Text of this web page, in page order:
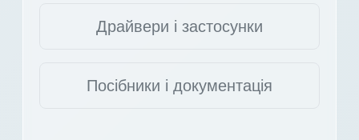
Драйвери і застосунки
Посібники і документація